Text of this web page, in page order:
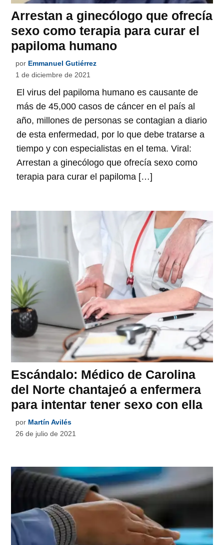
Arrestan a ginecólogo que ofrecía
sexo como terapia para curar el
papiloma humano
por Emmanuel Gutiérrez
1 de diciembre de 2021
El virus del papiloma humano es causante de
más de 45,000 casos de cáncer en el país al
año, millones de personas se contagian a diario
de esta enfermedad, por lo que debe tratarse a
tiempo y con especialistas en el tema. Viral:
Arrestan a ginecólogo que ofrecía sexo como
terapia para curar el papiloma […]
Escándalo: Médico de Carolina
del Norte chantajeó a enfermera
para intentar tener sexo con ella
por Martín Avilés
26 de julio de 2021